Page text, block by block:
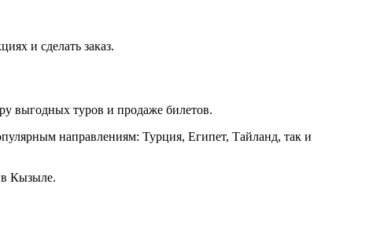
и сделать заказ.
выгодных туров и продаже билетов.
направлениям: Турция, Египет, Тайланд, так и
в Кызыле.